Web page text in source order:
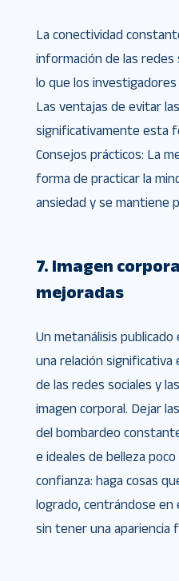
La conectividad
información de las redes
lo que los investigadores
Las ventajas de evitar
significativamente esta
Consejos prácticos: La
forma de practicar la
ansiedad y se mantiene
7. Imagen
mejoradas
Un metanálisis
una relación
de las redes sociales y
imagen corporal. Dejar
del bombardeo
e ideales de belleza
confianza: haga cosas
logrado, centrándose
sin tener una apariencia